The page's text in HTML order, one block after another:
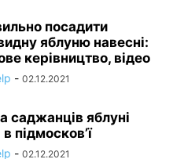
посадити
яблуню навесні:
керівництво, відео
- 02.12.2021
саджанців яблуні
підмосков’ї
- 02.12.2021